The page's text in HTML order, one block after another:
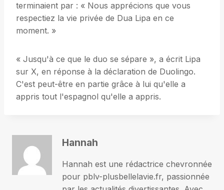
terminaient par : « Nous apprécions que vous
respectiez la vie privée de Dua Lipa en ce
moment. »
« Jusqu'à ce que le duo se sépare », a écrit Lipa
sur X, en réponse à la déclaration de Duolingo.
C'est peut-être en partie grâce à lui qu'elle a
appris tout l'espagnol qu'elle a appris.
Hannah
Hannah est une rédactrice chevronnée
pour pblv-plusbellelavie.fr, passionnée